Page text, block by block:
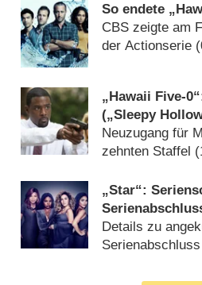
So endete
CBS zeigte am
der Actionserie (
„Hawaii Five-
(„Sleepy
Hauptrolle
Neuzugang für
zehnten Staffel (
„Star“:
Details zu